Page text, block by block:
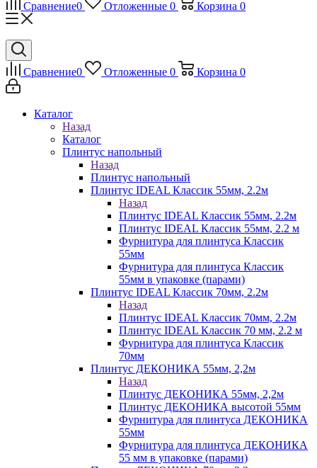
Сравнение0 Отложенные 0 Корзина 0
Сравнение0 Отложенные 0 Корзина 0
Каталог
Назад
Каталог
Плинтус напольный
Назад
Плинтус напольный
Плинтус IDEAL Классик 55мм, 2.2м
Назад
Плинтус IDEAL Классик 55мм, 2.2м
Плинтус IDEAL Классик 55мм, 2.2 м
Фурнитура для плинтуса Классик
55мм
Фурнитура для плинтуса Классик
55мм в упаковке (парами)
Плинтус IDEAL Классик 70мм, 2.2м
Назад
Плинтус IDEAL Классик 70мм, 2.2м
Плинтус IDEAL Классик 70 мм, 2.2 м
Фурнитура для плинтуса Классик
70мм
Плинтус ДЕКОНИКА 55мм, 2,2м
Назад
Плинтус ДЕКОНИКА 55мм, 2,2м
Плинтус ДЕКОНИКА высотой 55мм
Фурнитура для плинтуса ДЕКОНИКА
55мм
Фурнитура для плинтуса ДЕКОНИКА
55 мм в упаковке (парами)